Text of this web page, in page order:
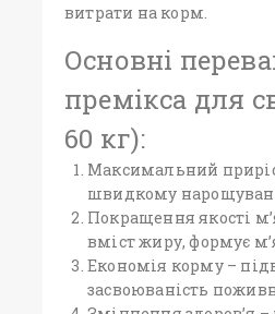
витрати на корм.
Основні
премікса для
60 кг):
Максимальний
швидкому
Покращення якості
вміст жиру, формує
Економія корму –
засвоюваність